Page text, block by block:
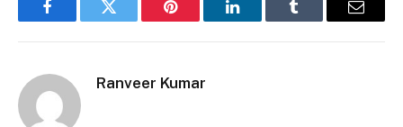
FacebookTwitter Pinterest LinkedInTumblr Email
Ranveer Kumar